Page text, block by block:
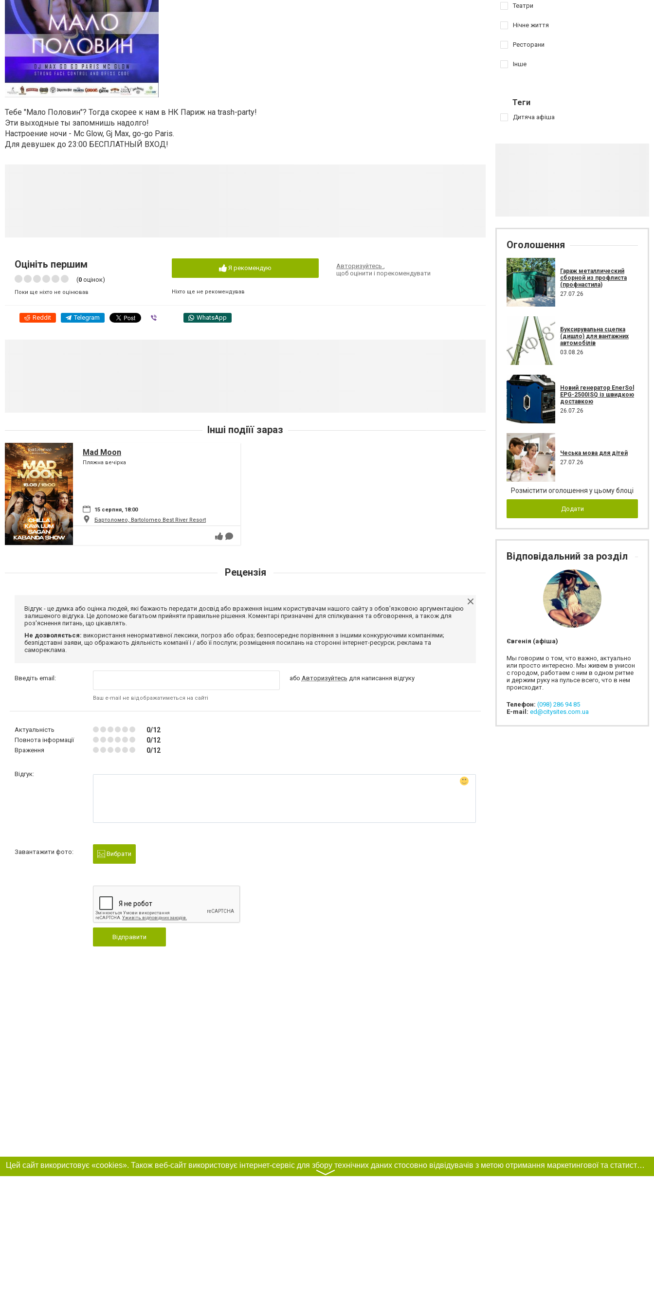
Тебе "Мало Половин"? Тогда скорее к нам в НК Париж на trash-party!
Эти выходные ты запомнишь надолго!
Настроение ночи - Mc Glow, Gj Max, go-go Paris.
Для девушек до 23:00 БЕСПЛАТНЫЙ ВХОД!
Оцініть першим
(0 оцінок)
Поки ще ніхто не оцінював
Я рекомендую
Ніхто ще не рекомендував
Авторизуйтесь
щоб оцінити і порекомендувати
Reddit Telegram WhatsApp
Інші подіїї зараз
Mad Moon
Пляжна вечірка
15 серпня, 18:00
Бартоломео, Bartolomeo Best River Resort
Рецензія
Відгук - це думка або оцінка людей, які бажають передати досвід або враження іншим користувачам нашого сайту з обов'язковою аргументацією
залишеного відгука. Це допоможе багатьом прийняти правильне рішення. Коментарі призначені для спілкування та обговорення, а також для
роз'яснення питань, що цікавлять.
Не дозволяється: використання ненормативної лексики, погроз або образ; безпосереднє порівняння з іншими конкуруючими компаніями;
безпідставні заяви, що ображають діяльність компанії і / або її послуги; розміщення посилань на сторонні інтернет-ресурси; реклама та
самореклама.
Введіть email:
Ваш e-mail не відображатиметься на сайті
або Авторизуйтесь для написання відгуку
Актуальність 0/12
Повнота інформації 0/12
Враження 0/12
Відгук:
Завантажити фото: Вибрати
Відправити
Театри
Нічне життя
Ресторани
Інше
Теги
Дитяча афіша
Оголошення
Гараж металлический
сборной из профлиста
(профнастила)
27.07.26
Буксирувальна сцепка
(дишло) для вантажних
автомобілів
03.08.26
Новий генератор EnerSol
EPG-2500ISQ із швидкою
доставкою
26.07.26
Чеська мова для дітей
27.07.26
Розмістити оголошення у цьому блоці
Додати
Відповідальний за розділ
Євгенія (афіша)
Мы говорим о том, что важно, актуально
или просто интересно. Мы живем в унисон
с городом, работаем с ним в одном ритме
и держим руку на пульсе всего, что в нем
происходит.
Телефон: (098) 286 94 85
E-mail: ed@citysites.com.ua
Цей сайт використовує «cookies». Також веб-сайт використовує інтернет-сервіс для збору технічних даних стосовно відвідувачів з метою отримання маркетингової та статистичної інформації. Умови обробки даних відвідувачів сайту див.
〉